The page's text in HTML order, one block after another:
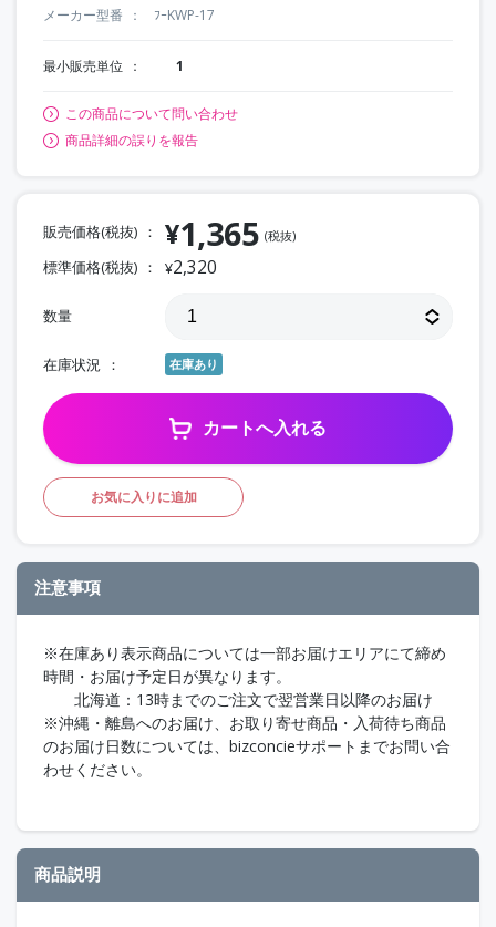
メーカー型番
ﾌｰKWP-17
最小販売単位 1
この商品について問い合わせ
商品詳細の誤りを報告
販売価格(税抜) ¥1,365 (税抜)
標準価格(税抜) ¥2,320
数量
在庫状況 在庫あり
カートへ入れる
お気に入りに追加
注意事項
※在庫あり表示商品については一部お届けエリアにて締め
時間・お届け予定日が異なります。
北海道：13時までのご注文で翌営業日以降のお届け
※沖縄・離島へのお届け、お取り寄せ商品・入荷待ち商品
のお届け日数については、bizconcieサポートまでお問い合
わせください。
商品説明